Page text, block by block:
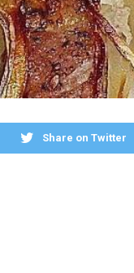
Share on Twitter